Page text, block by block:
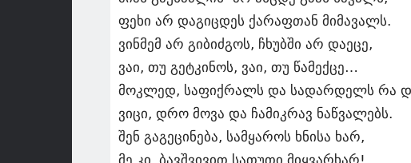
ფეხი არ დაგიცდეს ქარაფთან მიმავალს.
ვინმემ არ გიბიძგოს, ჩხუბში არ დაეცე,
ვაი, თუ გეტკინოს, ვაი, თუ წამექცე…
მოკლედ, საფიქრალს და სადარდელს რა
ვიცი, დრო მოვა და ჩამიკრავ ნაწვალებს.
შენ გაგეცინება, სამყაროს ხნისა ხარ,
მე კი, ბავშვივით სათუთი მიყვარხარ!